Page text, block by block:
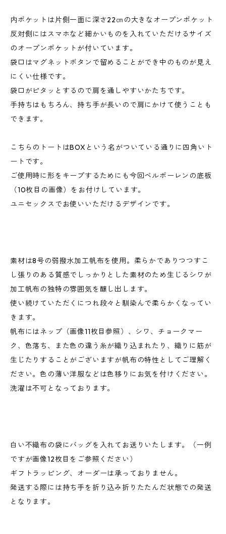
内ポケットは片側一面に深さ22㎝の大きなオープンポケット
反対側にはスマホなど細かいものを入れていただけるサイズ
のオープンポケットが付いています。
袋口はマグネットボタンで留めることができ中のものが見え
にくい仕様です。
袋口がピタッとするので肩を通しやすいかたちです。
手持ちはもちろん、持ち手が長いので肩にかけて使うことも
できます。
こちらのトートはBOXという名がついている通りに四角いト
ートです。
ご使用時に形をキープするためにも今回ベルポーレンの底板
（10枚目の画像）をお付けしています。
ユニセックスでお使いいただけるデザインです。
素材は8号の弱撥水加工帆布を使用。柔らかでありつつすこ
し張りのある質感でしっかりとした素材のため生じるシワが
加工帆布の独特の雰囲気を醸し出します。
使い続けていただくにつれ段々と馴染んで柔らかくなってい
きます。
帆布にはネップ（画像11枚目参照）、シワ、チョークマー
ク、色落ち、また色の違う糸が織り込まれたり、織りに筋が
生じたりすることがございますが帆布の特性としてご理解く
ださい。色の薄い洋服などは色移りにお気を付けください。
洗濯は不可となっております。
白い不織布の袋にバッグを入れてお送りいたします。（一例
ですが画像12枚目をご参照ください）
ギフトラッピング、オーダーは承っておりません。
発送する際には持ち手を折り込み折りたたんだ状態での発送
となります。